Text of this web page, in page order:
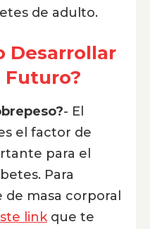
de adulto.
Desarrollar
Futuro?
- El
el factor de
para el
Para
masa corporal
linkque te